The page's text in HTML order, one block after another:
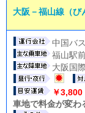
大阪－福山線（び
中国バス
福山駅
大阪国
￥
車地で料金が変わ